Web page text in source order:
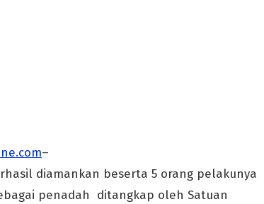
–
diamankan beserta 5 orang pelakunya
penadah ditangkap oleh Satuan